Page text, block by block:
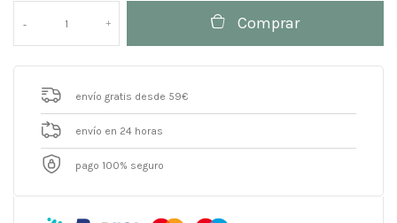
Comprar
envío gratis desde 59€
envío en 24 horas
pago 100% seguro